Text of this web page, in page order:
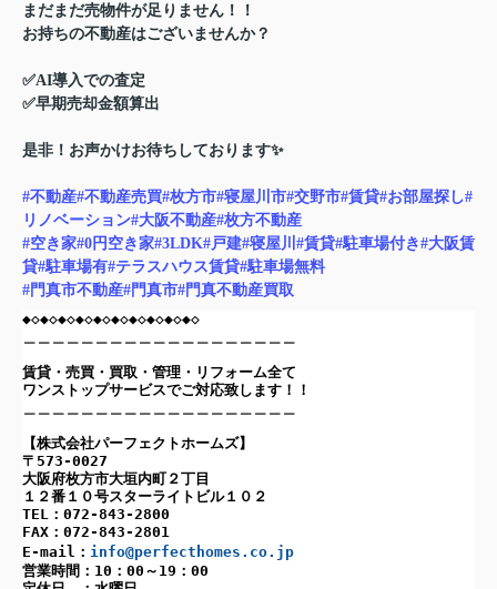
まだまだ売物件が足りません！！
お持ちの不動産はございませんか？
✅AI導入での査定
✅早期売却金額算出
是非！お声かけお待ちしております✨
#不動産#不動産売買#枚方市#寝屋川市#交野市#賃貸#お部屋探し#
リノベーション#大阪不動産#枚方不動産
#空き家#0円空き家#3LDK#戸建#寝屋川 #賃貸#駐車場付き#大阪賃
貸#駐車場有#テラスハウス賃貸#駐車場無料
#門真市不動産#門真市#門真不動産買取
◆◇◆◇◆◇◆◇◆◇◆◇◆◇◆◇◆◇◆◇
賃貸・売買・買取・管理・リフォーム全て
ワンストップサービスでご対応致します！！
【株式会社パーフェクトホームズ】
〒573-0027
大阪府枚方市大垣内町２丁目
１２番１０号スターライトビル１０２
TEL：072-843-2800
FAX：072-843-2801
E-mail： info@perfecthomes.co.jp
営業時間：10：00～19：00